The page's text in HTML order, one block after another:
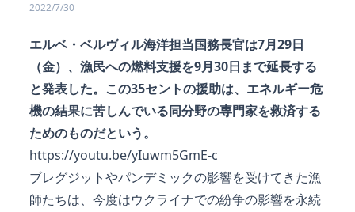
2022/7/30
エルベ・ベルヴィル海洋担当国務長官は7月29日
（金）、漁民への燃料支援を9月30日まで延長する
と発表した。この35セントの援助は、エネルギー危
機の結果に苦しんでいる同分野の専門家を救済する
ためのものだという。
https://youtu.be/yIuwm5GmE-c
ブレグジットやパンデミックの影響を受けてきた漁
師たちは、今度はウクライナでの紛争の影響を永続